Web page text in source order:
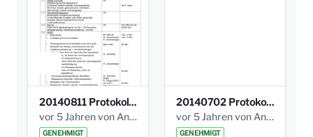
20140811 Protokoll Park am Gesundheitsamt 02.pdf
vor 5 Jahren von Anni Schlumberger
GENEHMIGT
20140702 Protokoll Park am Gesundheitsam 01.pdf
vor 5 Jahren von Anni Schlumberger
GENEHMIGT